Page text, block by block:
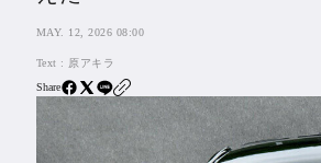
住宅ローン
SBIネオトレード証券
All Articles
MAY. 12, 2026 08:00
Text : 原アキラ
Share